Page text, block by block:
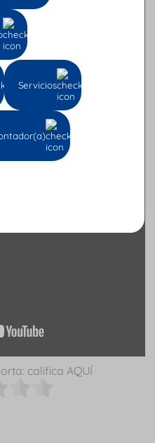
califica AQUÍ
Servicios